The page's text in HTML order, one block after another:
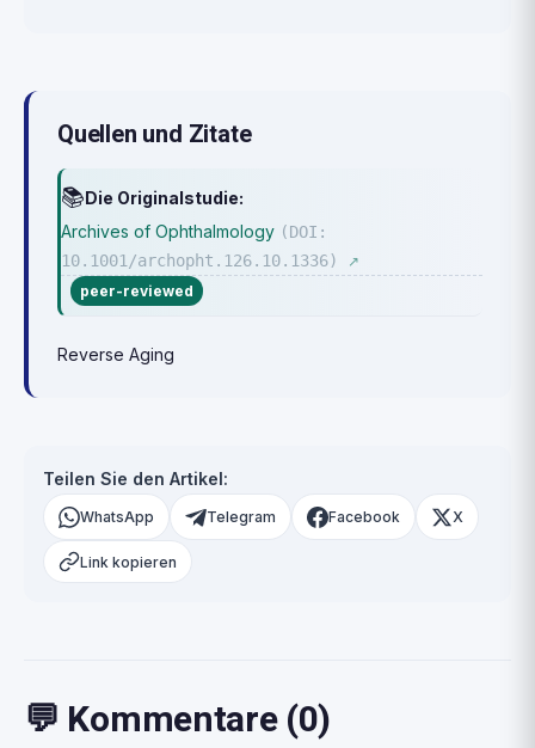
Quellen und Zitate
📚Die Originalstudie:
Archives of Ophthalmology (DOI:
10.1001/archopht.126.10.1336)
↗
peer-reviewed
Reverse Aging
Teilen Sie den Artikel:
WhatsApp Telegram Facebook X
Link kopieren
💬 Kommentare (0)